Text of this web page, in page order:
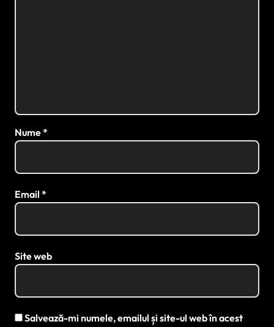
Nume*
Email *
Site web
Salvează-mi numele, emailul și site-ul web în acest